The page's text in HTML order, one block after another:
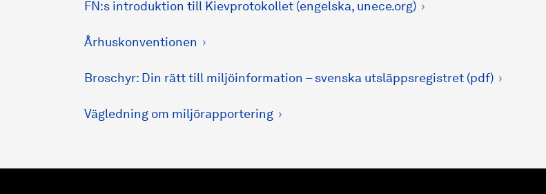
FN:s introduktion till Kievprotokollet (engelska, unece.org)
Århuskonventionen
Broschyr: Din rätt till miljöinformation – svenska utsläppsregistret (pdf)
Vägledning om miljörapportering